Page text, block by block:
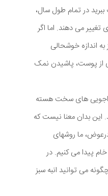
در تمام طول سال،
تغییر می دهند. اما اگر
اندازه خوشحالی
از پوست، پاشیدن نمک
های سخت هسته
این بدان معنا نیست که
ما روشهای
پیدا می کنیم. در
می توانید انبه سبز